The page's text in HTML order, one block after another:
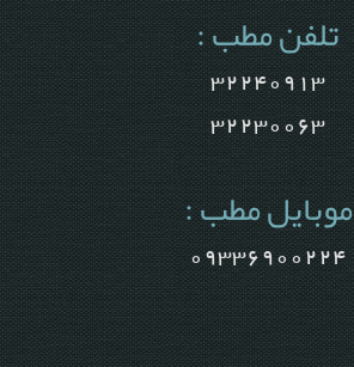
تلفن مطب :
32240913
32230063
موبایل مطب :
09336900224